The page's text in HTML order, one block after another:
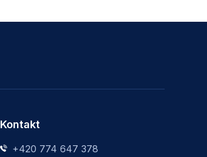
Kontakt
+420 774 647 378